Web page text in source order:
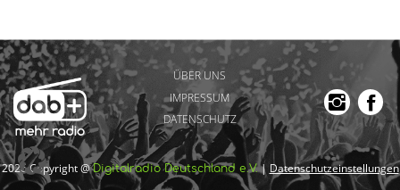
ÜBER UNS
IMPRESSUM
DATENSCHUTZ
2026 Copyright @Digitalradio Deutschland e.V.| Datenschutzeinstellungen